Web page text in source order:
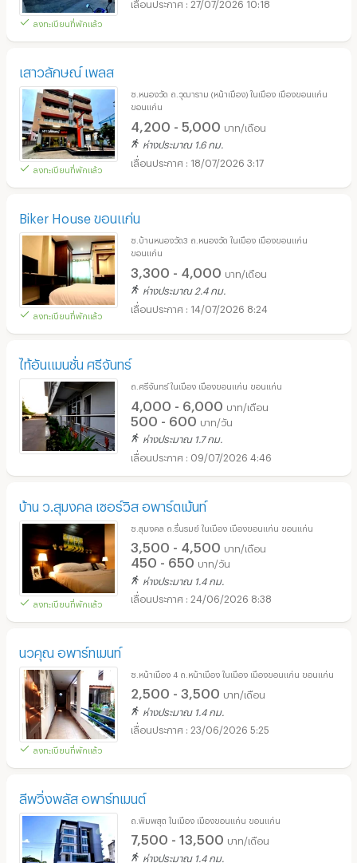
ลงทะเบียนที่พักแล้ว
27/07/2026 10:18
เสาวลักษณ์ เพลส
ลงทะเบียนที่พักแล้ว
ซ.หนองวัด ถ.วุฒาราม (หน้าเมือง) ในเมือง เมืองขอนแก่น
ขอนแก่น
4,200 - 5,000 บาท/เดือน
ห่างประมาณ 1.6 กม.
18/07/2026 3:17
Biker House ขอนแก่น
ลงทะเบียนที่พักแล้ว
ซ.บ้านหนองวัด3 ถ.หนองวัด ในเมือง เมืองขอนแก่น
ขอนแก่น
3,300 - 4,000 บาท/เดือน
ห่างประมาณ 2.4 กม.
14/07/2026 8:24
ไท้อันแมนชั่น ศรีจันทร์
ถ.ศรีจันทร์ ในเมือง เมืองขอนแก่น ขอนแก่น
4,000 - 6,000 บาท/เดือน
500 - 600 บาท/วัน
ห่างประมาณ 1.7 กม.
09/07/2026 4:46
บ้าน ว.สุมงคล เซอร์วิส อพาร์ตเม้นท์
ลงทะเบียนที่พักแล้ว
ซ.สุมงคล ถ.รื่นรมย์ ในเมือง เมืองขอนแก่น ขอนแก่น
3,500 - 4,500 บาท/เดือน
450 - 650 บาท/วัน
ห่างประมาณ 1.4 กม.
24/06/2026 8:38
นวคุณ อพาร์ทเมนท์
ลงทะเบียนที่พักแล้ว
ซ.หน้าเมือง 4 ถ.หน้าเมือง ในเมือง เมืองขอนแก่น ขอนแก่น
2,500 - 3,500 บาท/เดือน
ห่างประมาณ 1.4 กม.
23/06/2026 5:25
ลีพวิ่งพลัส อพาร์ทเมนต์
ถ.พิมพสุต ในเมือง เมืองขอนแก่น ขอนแก่น
7,500 - 13,500 บาท/เดือน
ห่างประมาณ 1.4 กม.